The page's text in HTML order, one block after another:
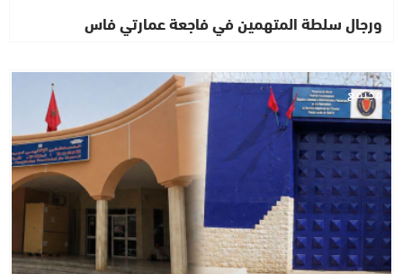
ورجال سلطة المتهمين في فاجعة عمارتي فاس
مجتمع